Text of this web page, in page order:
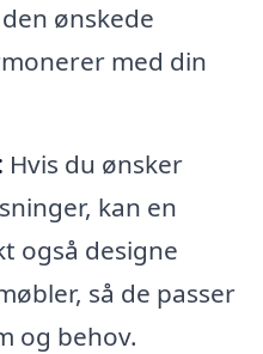
ønskede
med din
Hvis du ønsker
kan en
også designe
så de passer
og behov.